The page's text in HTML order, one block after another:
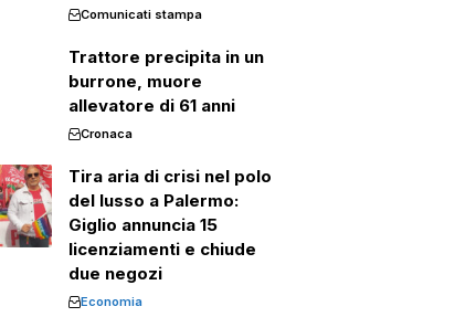
Comunicati stampa
Trattore precipita in un
burrone, muore
allevatore di 61 anni
Cronaca
Tira aria di crisi nel polo
del lusso a Palermo:
Giglio annuncia 15
licenziamenti e chiude
due negozi
Economia